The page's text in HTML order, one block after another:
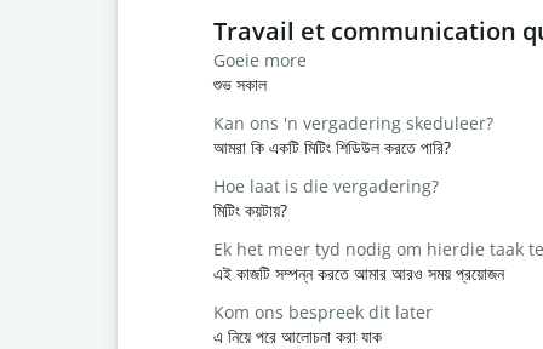
Slide 1 of 6
Travail et communication
Goeie more
শুভ সকাল
Kan ons 'n vergadering skeduleer?
আমরা কি একটি মিটিং শিডিউল করতে পারি?
Hoe laat is die vergadering?
মিটিং কয়টায়?
Ek het meer tyd nodig om hierdie taak
এই কাজটি সম্পন্ন করতে আমার আরও সময় প্রয়োজন
Kom ons bespreek dit later
এ নিয়ে পরে আলোচনা করা যাক